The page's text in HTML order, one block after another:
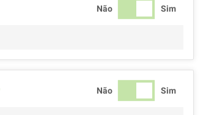
Não Sim
Não Sim